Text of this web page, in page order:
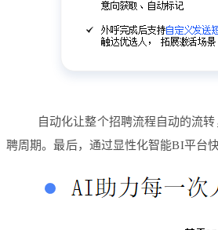
自动化让整个招聘流程自动的流
聘周期。最后，通过显性化智能BI平台